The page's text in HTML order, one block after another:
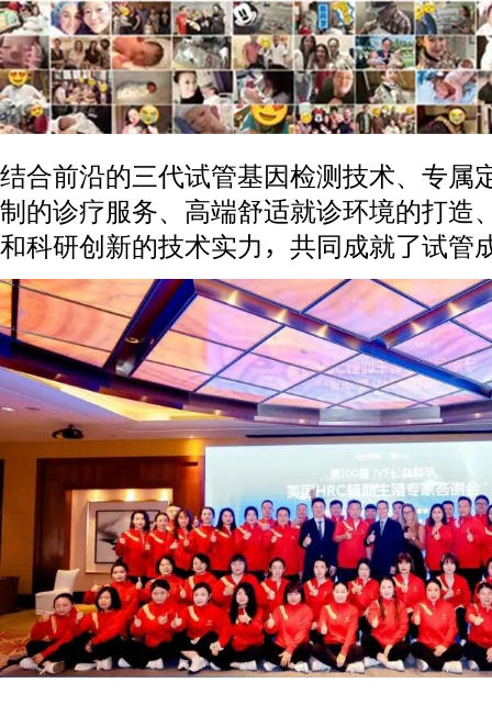
结合前沿的三代试管基因检测技术、专属
制的诊疗服务、高端舒适就诊环境的打造
和科研创新的技术实力，共同成就了试管